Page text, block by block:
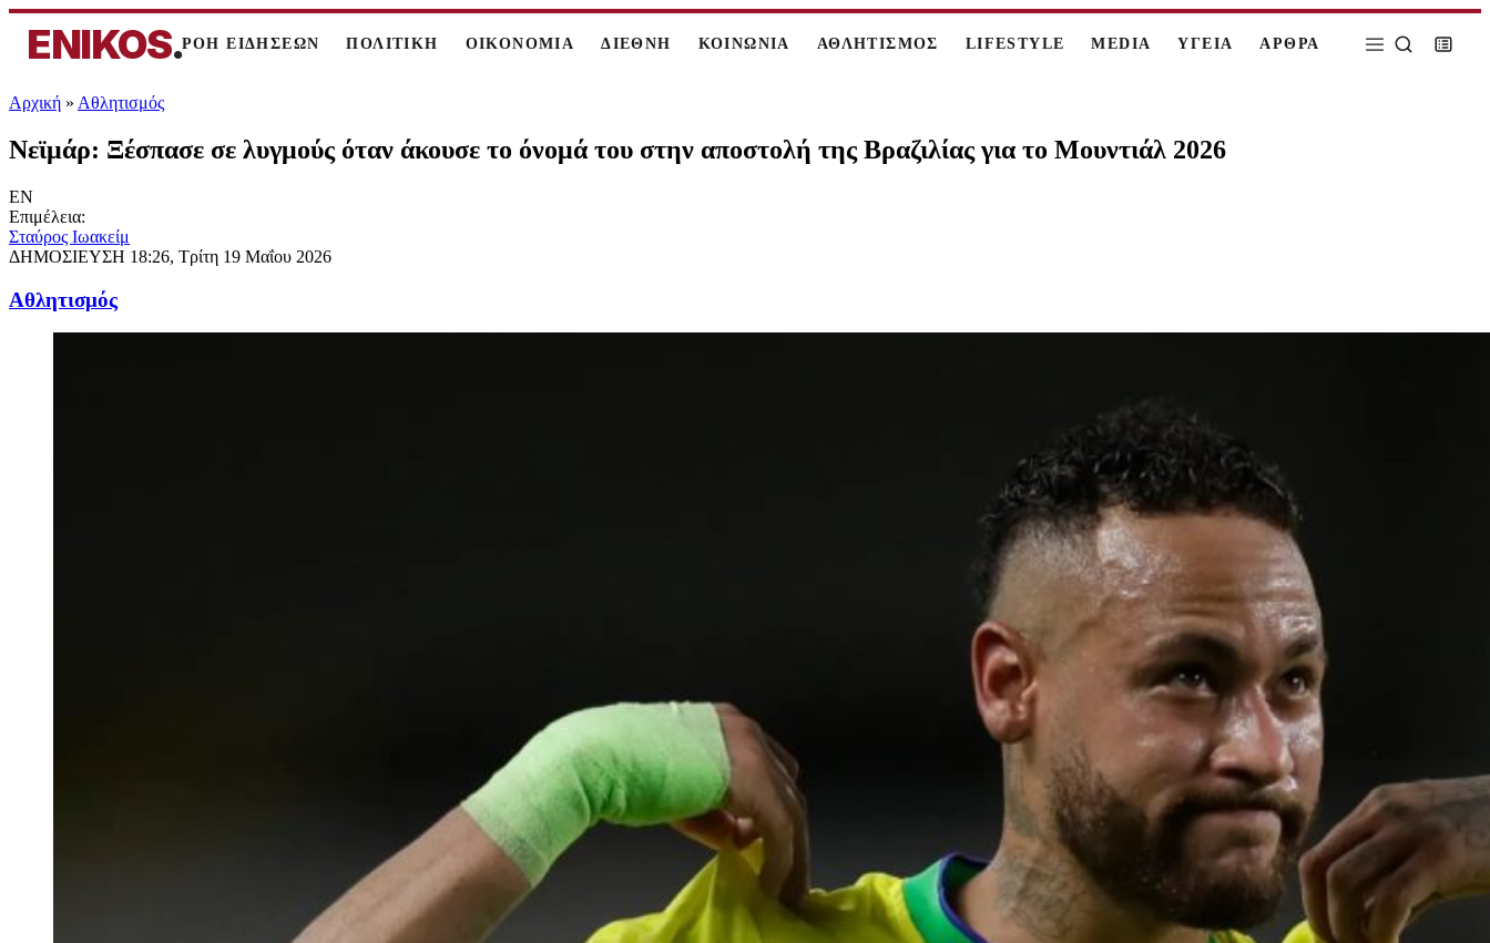
ENIKOS.ΡΟΗ ΕΙΔΗΣΕΩΝ ΠΟΛΙΤΙΚΗ ΟΙΚΟΝΟΜΙΑ ΔΙΕΘΝΗ ΚΟΙΝΩΝΙΑ ΑΘΛΗΤΙΣΜΟΣ LIFESTYLE MEDIA ΥΓΕΙΑ ΑΡΘΡΑ
Αρχική » Αθλητισμός
Νεϊμάρ: Ξέσπασε σε λυγμούς όταν άκουσε το όνομά του στην αποστολή της Βραζιλίας για το Μουντιάλ 2026
EN
Επιμέλεια:
Σταύρος Ιωακείμ
ΔΗΜΟΣΙΕΥΣΗ 18:26, Τρίτη 19 Μαΐου 2026
Αθλητισμός